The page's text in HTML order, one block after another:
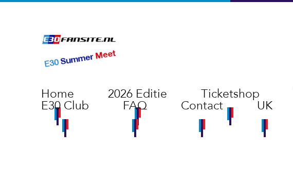
Home 2026 Editie Ticketshop
E30 Club FAQ Contact UK